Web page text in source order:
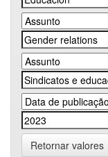
Retornar valores